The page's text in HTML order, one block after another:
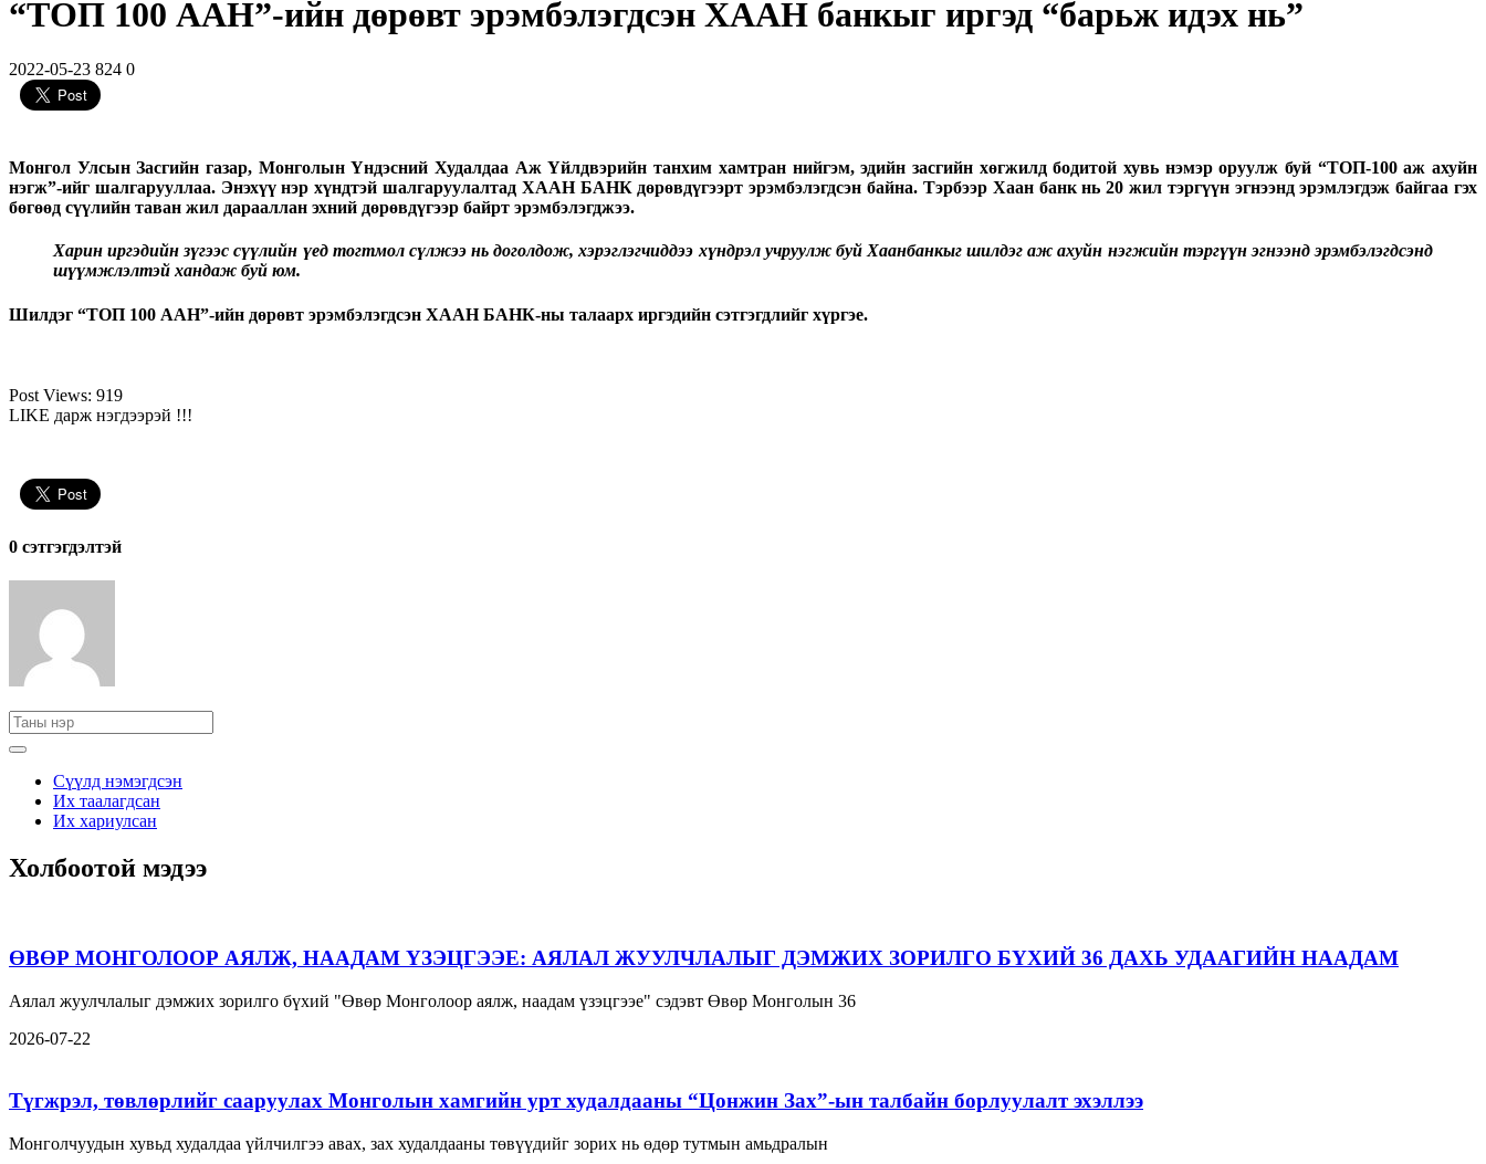
“ТОП 100 ААН”-ийн дөрөвт эрэмбэлэгдсэн ХААН банкыг иргэд “барьж идэх нь”
2022-05-23 824 0
Монгол Улсын Засгийн газар, Монголын Үндэсний Худалдаа Аж Үйлдвэрийн танхим хамтран нийгэм, эдийн засгийн хөгжилд бодитой хувь нэмэр оруулж буй “ТОП-100 аж ахуйн
нэгж”-ийг шалгарууллаа. Энэхүү нэр хүндтэй шалгаруулалтад ХААН БАНК дөрөвдүгээрт эрэмбэлэгдсэн байна. Тэрбээр Хаан банк нь 20 жил тэргүүн эгнээнд эрэмлэгдэж байгаа гэх
бөгөөд сүүлийн таван жил дарааллан эхний дөрөвдүгээр байрт эрэмбэлэгджээ.
Харин иргэдийн зүгээс сүүлийн үед тогтмол сүлжээ нь доголдож, хэрэглэгчиддээ хүндрэл учруулж буй Хаанбанкыг шилдэг аж ахуйн нэгжийн тэргүүн эгнээнд эрэмбэлэгдсэнд
шүүмжлэлтэй хандаж буй юм.
Шилдэг “ТОП 100 ААН”-ийн дөрөвт эрэмбэлэгдсэн ХААН БАНК-ны талаарх иргэдийн сэтгэгдлийг хүргэе.
Post Views: 919
LIKE дарж нэгдээрэй !!!
0 cэтгэгдэлтэй
Сүүлд нэмэгдсэн
Их таалагдсан
Их хариулсан
Холбоотой мэдээ
ӨВӨР МОНГОЛООР АЯЛЖ, НААДАМ ҮЗЭЦГЭЭЕ: АЯЛАЛ ЖУУЛЧЛАЛЫГ ДЭМЖИХ ЗОРИЛГО БҮХИЙ 36 ДАХЬ УДААГИЙН НААДАМ
Аялал жуулчлалыг дэмжих зорилго бүхий "Өвөр Монголоор аялж, наадам үзэцгээе" сэдэвт Өвөр Монголын 36
2026-07-22
Түгжрэл, төвлөрлийг сааруулах Монголын хамгийн урт худалдааны “Цонжин Зах”-ын талбайн борлуулалт эхэллээ
Монголчуудын хувьд худалдаа үйлчилгээ авах, зах худалдааны төвүүдийг зорих нь өдөр тутмын амьдралын